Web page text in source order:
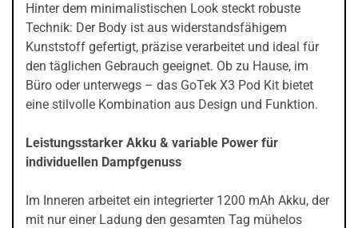
Hinter dem minimalistischen Look steckt robuste
Technik: Der Body ist aus widerstandsfähigem
Kunststoff gefertigt, präzise verarbeitet und ideal für
den täglichen Gebrauch geeignet. Ob zu Hause, im
Büro oder unterwegs – das GoTek X3 Pod Kit bietet
eine stilvolle Kombination aus Design und Funktion.
Leistungsstarker Akku & variable Power für
individuellen Dampfgenuss
Im Inneren arbeitet ein integrierter 1200 mAh Akku, der
mit nur einer Ladung den gesamten Tag mühelos